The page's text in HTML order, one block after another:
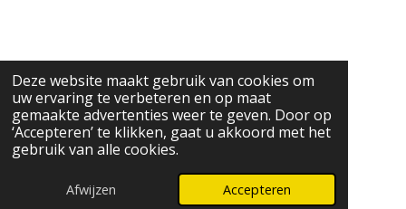
Deze website maakt gebruik van cookies om
uw ervaring te verbeteren en op maat
gemaakte advertenties weer te geven. Door op
‘Accepteren’ te klikken, gaat u akkoord met het
gebruik van alle cookies.
Afwijzen Accepteren